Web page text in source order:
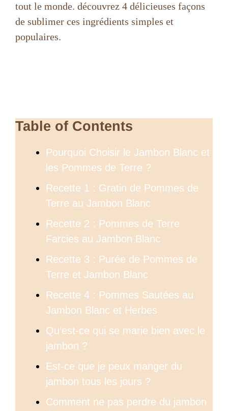
tout le monde. découvrez 4 délicieuses façons
de sublimer ces ingrédients simples et
populaires.
Table of Contents
Pourquoi Choisir le Jambon Blanc et
les Pommes de Terre ?
Recette 1 : Gratin de Pommes de
Terre au Jambon Blanc
Recette 2 : Pommes de Terre
Farcies au Jambon Blanc
Recette 3 : Purée de Pommes de
Terre et Jambon Blanc
Recette 4 : Pommes Sautées au
Jambon Blanc et Herbes
Qu’est-ce qui se marie bien avec le
jambon ?
Est-ce que je peux manger du
jambon tous les jours ?
Comment ne pas perdre du jambon